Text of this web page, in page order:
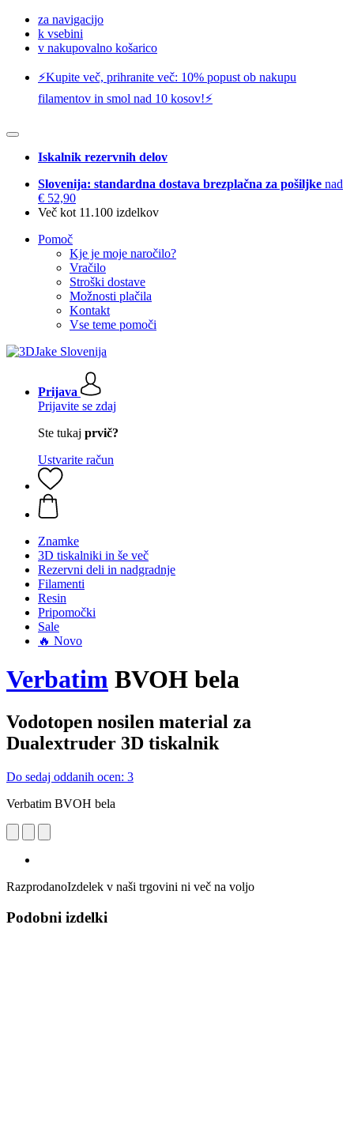
za navigacijo
k vsebini
v nakupovalno košarico
⚡️Kupite več, prihranite več: 10% popust ob nakupu
filamentov in smol nad 10 kosov!⚡️
Iskalnik rezervnih delov
Slovenija: standardna dostava brezplačna za pošiljke nad
€ 52,90
Več kot 11.100 izdelkov
Pomoč
Kje je moje naročilo?
Vračilo
Stroški dostave
Možnosti plačila
Kontakt
Vse teme pomoči
Prijava
Prijavite se zdaj
Ste tukaj prvič?
Ustvarite račun
Znamke
3D tiskalniki in še več
Rezervni deli in nadgradnje
Filamenti
Resin
Pripomočki
Sale
🔥 Novo
Verbatim BVOH bela
Vodotopen nosilen material za
Dualextruder 3D tiskalnik
Do sedaj oddanih ocen: 3
Verbatim BVOH bela
RazprodanoIzdelek v naši trgovini ni več na voljo
Podobni izdelki